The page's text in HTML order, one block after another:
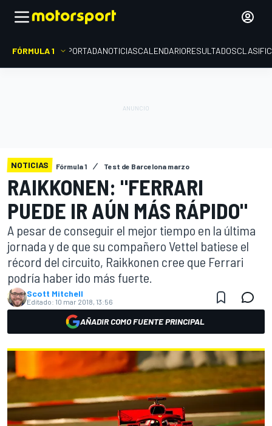
FÓRMULA 1 PORTADANOTICIASCALENDARIORESULTADOS
NOTICIAS Fórmula 1 Test de Barcelona marzo
RAIKKONEN: "FERRARI
PUEDE IR AÚN MÁS RÁPIDO"
A pesar de conseguir el mejor tiempo en la última
jornada y de que su compañero Vettel batiese el
récord del circuito, Raikkonen cree que Ferrari
podría haber ido más fuerte.
Scott Mitchell
Editado: 10 mar 2018, 13:56
AÑADIR COMO FUENTE PRINCIPAL